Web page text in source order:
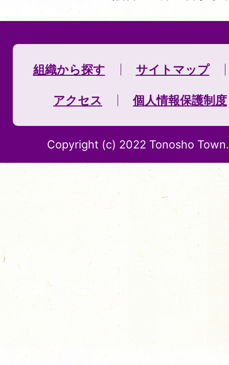
組織から探す サイトマップ
アクセス 個人情報保護制度
Copyright (c) 2022 Tonosho